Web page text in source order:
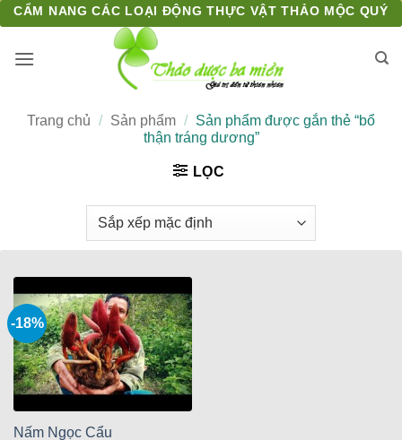
Bỏ
qua
nội
CẨM NANG CÁC LOẠI ĐỘNG THỰC VẬT THẢO MỘC QUÝ
Trang chủ / Sản phẩm /
Sản phẩm được gắn thẻ “bổ
thận tráng dương”
LỌC
-18%
Nấm Ngọc Cẩu